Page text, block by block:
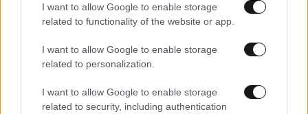
I want to allow Google to enable storage
related to functionality of the website or app.
I want to allow Google to enable storage
related to personalization.
I want to allow Google to enable storage
related to security, including authentication
Έλεος πια με αυτή την εγκυμοσύνη!! Ποιός αλήθεια
Απαντήστε